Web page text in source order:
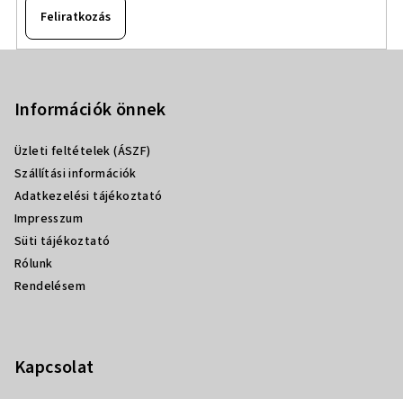
Feliratkozás
Információk önnek
Üzleti feltételek (ÁSZF)
Szállítási információk
Adatkezelési tájékoztató
Impresszum
Süti tájékoztató
Rólunk
Rendelésem
Kapcsolat